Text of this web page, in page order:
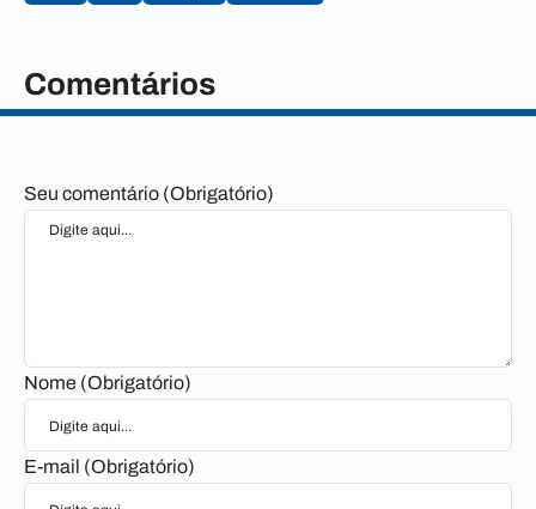
Comentários
Seu comentário (Obrigatório)
Nome (Obrigatório)
E-mail (Obrigatório)